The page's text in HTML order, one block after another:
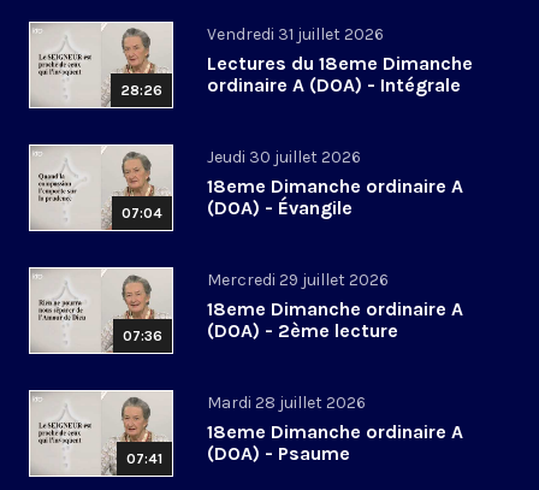
28:26
Vendredi 31 juillet 2026
Lectures du 18eme Dimanche
ordinaire A (DOA) - Intégrale
07:04
Jeudi 30 juillet 2026
18eme Dimanche ordinaire A
(DOA) - Évangile
07:36
Mercredi 29 juillet 2026
18eme Dimanche ordinaire A
(DOA) - 2ème lecture
07:41
Mardi 28 juillet 2026
18eme Dimanche ordinaire A
(DOA) - Psaume